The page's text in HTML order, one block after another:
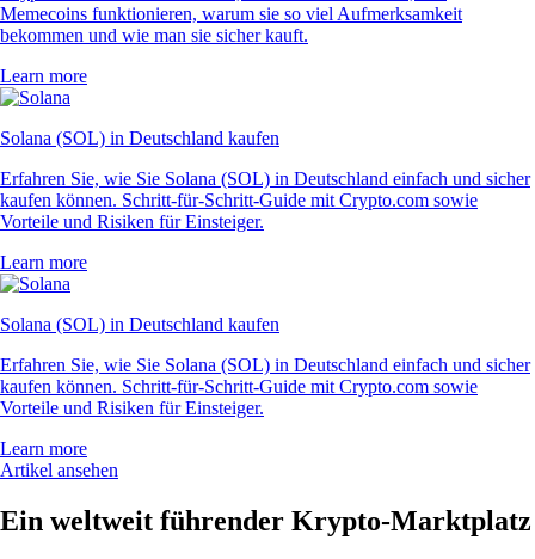
Memecoins funktionieren, warum sie so viel Aufmerksamkeit
bekommen und wie man sie sicher kauft.
Learn more
Solana (SOL) in Deutschland kaufen
Erfahren Sie, wie Sie Solana (SOL) in Deutschland einfach und sicher
kaufen können. Schritt-für-Schritt-Guide mit Crypto.com sowie
Vorteile und Risiken für Einsteiger.
Learn more
Solana (SOL) in Deutschland kaufen
Erfahren Sie, wie Sie Solana (SOL) in Deutschland einfach und sicher
kaufen können. Schritt-für-Schritt-Guide mit Crypto.com sowie
Vorteile und Risiken für Einsteiger.
Learn more
Artikel ansehen
Ein weltweit führender Krypto-Marktplatz